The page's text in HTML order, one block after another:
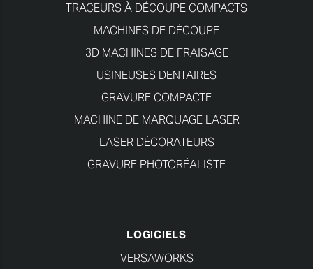
TRACEURS À DÉCOUPE COMPACTS
MACHINES DE DÉCOUPE
3D MACHINES DE FRAISAGE
USINEUSES DENTAIRES
GRAVURE COMPACTE
MACHINE DE MARQUAGE LASER
LASER DÉCORATEURS
GRAVURE PHOTORÉALISTE
LOGICIELS
VERSAWORKS